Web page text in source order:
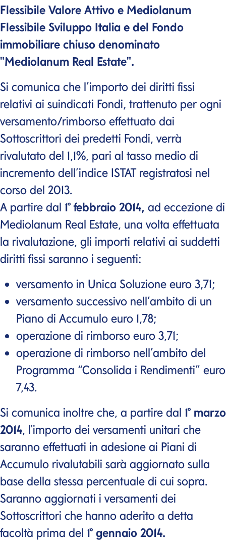
Flessibile Valore Attivo e Mediolanum
Flessibile Sviluppo Italia e del Fondo
immobiliare chiuso denominato
"Mediolanum Real Estate".
Si comunica che l’importo dei diritti fissi
relativi ai suindicati Fondi, trattenuto per ogni
versamento/rimborso effettuato dai
Sottoscrittori dei predetti Fondi, verrà
rivalutato del 1,1%, pari al tasso medio di
incremento dell’indice ISTAT registratosi nel
corso del 2013.
A partire dal 1° febbraio 2014, ad eccezione di
Mediolanum Real Estate, una volta effettuata
la rivalutazione, gli importi relativi ai suddetti
diritti fissi saranno i seguenti:
versamento in Unica Soluzione euro 3,71;
versamento successivo nell’ambito di un
Piano di Accumulo euro 1,78;
operazione di rimborso euro 3,71;
operazione di rimborso nell’ambito del
Programma “Consolida i Rendimenti” euro
7,43.
Si comunica inoltre che, a partire dal 1° marzo
2014, l'importo dei versamenti unitari che
saranno effettuati in adesione ai Piani di
Accumulo rivalutabili sarà aggiornato sulla
base della stessa percentuale di cui sopra.
Saranno aggiornati i versamenti dei
Sottoscrittori che hanno aderito a detta
facoltà prima del 1° gennaio 2014.